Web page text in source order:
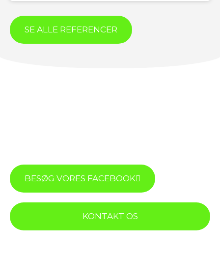
SE ALLE REFERENCER
BESØG VORES FACEBOOK
KONTAKT OS